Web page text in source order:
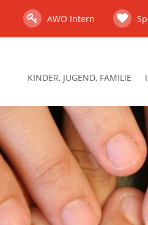
AWO Intern
KINDER, JUGEND, FAMILIE